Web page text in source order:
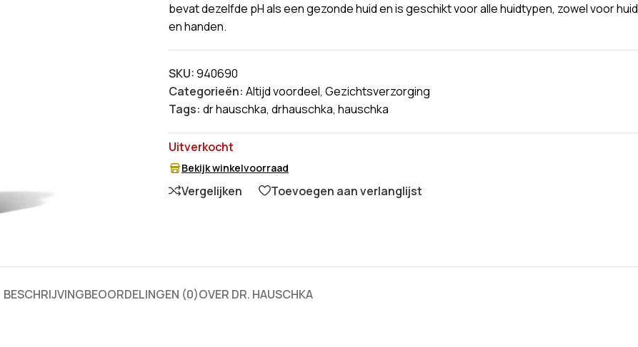
bevat dezelfde pH als een gezonde huid en is geschikt voor alle huidtypen, zowel voor huid
en handen.
SKU:940690
Categorieën: Altijd voordeel, Gezichtsverzorging
Tags: dr hauschka, drhauschka, hauschka
Uitverkocht
Bekijk winkelvoorraad
Vergelijken Toevoegen aan verlanglijst
BESCHRIJVINGBEOORDELINGEN (0)OVER DR. HAUSCHKA